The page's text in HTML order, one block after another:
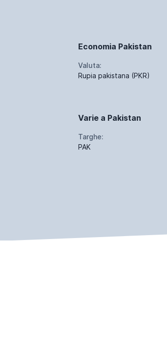
Economia Pakistan
Valuta:
Rupia pakistana (PKR)
Varie a Pakistan
Targhe:
PAK